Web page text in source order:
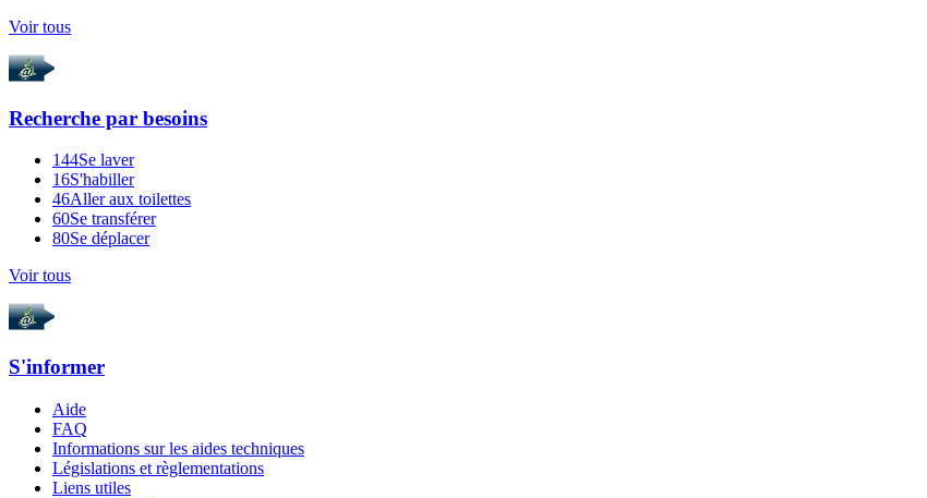
Voir tous
Recherche par besoins
144Se laver
16S'habiller
46Aller aux toilettes
60Se transférer
80Se déplacer
Voir tous
S'informer
Aide
FAQ
Informations sur les aides techniques
Législations et règlementations
Liens utiles